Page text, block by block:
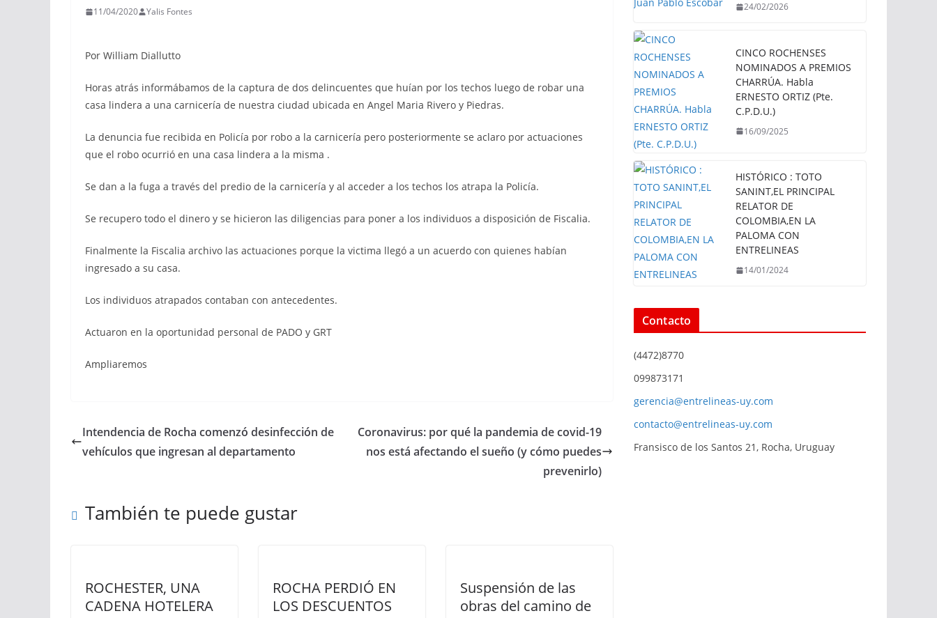
11/04/2020 Yalis Fontes
Por William Diallutto
Horas atrás informábamos de la captura de dos delincuentes que huían por los techos luego de robar una
casa lindera a una carnicería de nuestra ciudad ubicada en Angel Maria Rivero y Piedras.
La denuncia fue recibida en Policía por robo a la carnicería pero posteriormente se aclaro por actuaciones
que el robo ocurrió en una casa lindera a la misma .
Se dan a la fuga a través del predio de la carnicería y al acceder a los techos los atrapa la Policía.
Se recupero todo el dinero y se hicieron las diligencias para poner a los individuos a disposición de Fiscalia.
Finalmente la Fiscalia archivo las actuaciones porque la victima llegó a un acuerdo con quienes habían
ingresado a su casa.
Los individuos atrapados contaban con antecedentes.
Actuaron en la oportunidad personal de PADO y GRT
Ampliaremos
Intendencia de Rocha comenzó desinfección de
vehículos que ingresan al departamento
Coronavirus: por qué la pandemia de covid-19
nos está afectando el sueño (y cómo puedes
prevenirlo)
También te puede gustar
ROCHESTER, UNA
CADENA HOTELERA
ROCHA PERDIÓ EN
LOS DESCUENTOS
Suspensión de las
obras del camino de
24/02/2026
CINCO ROCHENSES
NOMINADOS A PREMIOS
CHARRÚA. Habla
ERNESTO ORTIZ (Pte.
C.P.D.U.)
16/09/2025
HISTÓRICO : TOTO
SANINT,EL PRINCIPAL
RELATOR DE
COLOMBIA,EN LA
PALOMA CON
ENTRELINEAS
14/01/2024
Contacto
(4472)8770
099873171
gerencia@entrelineas-uy.com
contacto@entrelineas-uy.com
Fransisco de los Santos 21, Rocha, Uruguay